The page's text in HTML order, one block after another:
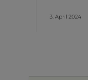
3. April 2024